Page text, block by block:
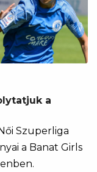
a
Szuperliga
a Banat Girls